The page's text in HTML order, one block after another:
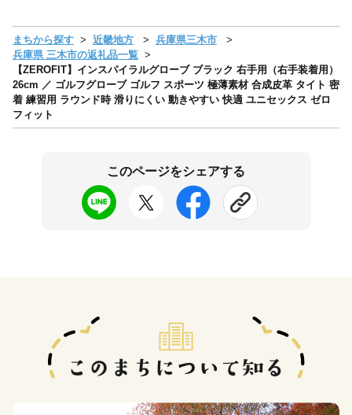
まちから探す 近畿地方
兵庫県三木市
兵庫県 三木市の返礼品一覧
【ZEROFIT】インスパイラルグローブ ブラック 右手用（右手装着用）
26cm ／ ゴルフグローブ ゴルフ スポーツ 極薄素材 合成皮革 タイト 密
着 練習用 ラウンド時 滑りにくい 動きやすい 快適 ユニセックス ゼロ
フィット
このページをシェアする